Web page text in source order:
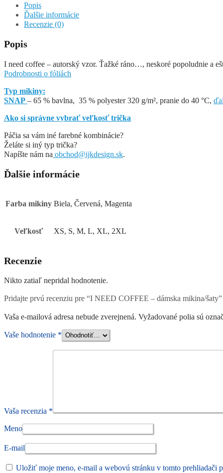
dámska
mikina/
Popis
Ďalšie informácie
Recenzie (0)
Popis
I need coffee – autorský vzor. Ťažké ráno…, neskoré popoludnie a
Podrobnosti o fóliách
Typ mikiny:
SNAP – 65 % bavlna, 35 % polyester 320 g/m², pranie do 40 °C,
Ako si správne vybrať veľkosť trička
Páčia sa vám iné farebné kombinácie?
Želáte si iný typ trička?
Napíšte nám na obchod@ijkdesign.sk.
Ďalšie informácie
Farba mikiny Biela, Červená, Magenta
Veľkosť XS, S, M, L, XL, 2XL
Recenzie
Nikto zatiaľ nepridal hodnotenie.
Pridajte prvú recenziu pre “I NEED COFFEE – dámska mikina/šaty”
Vaša e-mailová adresa nebude zverejnená. Vyžadované polia sú
Vaše hodnotenie *
Vaša recenzia *
Meno
E-mail
Uložiť moje meno, e-mail a webovú stránku v tomto prehliadači